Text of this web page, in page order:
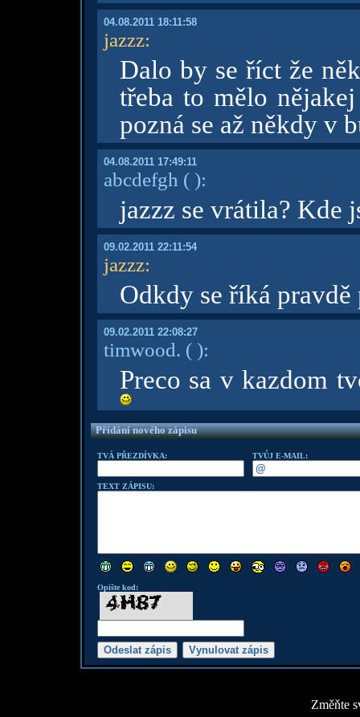
04.08.2011 18:11:58
jazzz:
Dalo by se říct že
třeba to mělo
pozná se až někdy v
04.08.2011 17:49:11
abcdefgh ( ):
jazzz se vrátila? Kde
09.02.2011 22:11:54
jazzz:
Odkdy se říká pravdě
09.02.2011 22:08:27
timwood. ( ):
Preco sa v kazdom
Přidání nového zápisu
TVÁ PŘEZDÍVKA: TVŮJ E-MAIL:
TEXT ZÁPISU:
Opište kod:
Změňte